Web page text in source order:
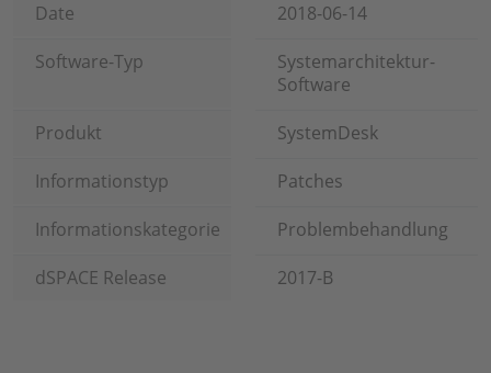
Date
2018-06-14
Software-Typ
Systemarchitektur-
Software
Produkt
SystemDesk
Informationstyp
Patches
Informationskategorie
Problembehandlung
dSPACE Release
2017-B